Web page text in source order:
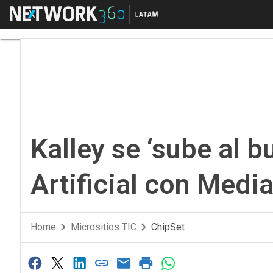
Menú
Kalley se ‘sube al
Artificial con
Home Micrositios TIC ChipSet